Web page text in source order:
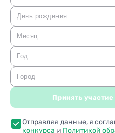
День рождения
1
2
4
6
7
Месяц
Январь
Февраль
Июнь
Год
2022
2019
Город
Принять участие
Отправляя данные, я
конкурса и Политикой